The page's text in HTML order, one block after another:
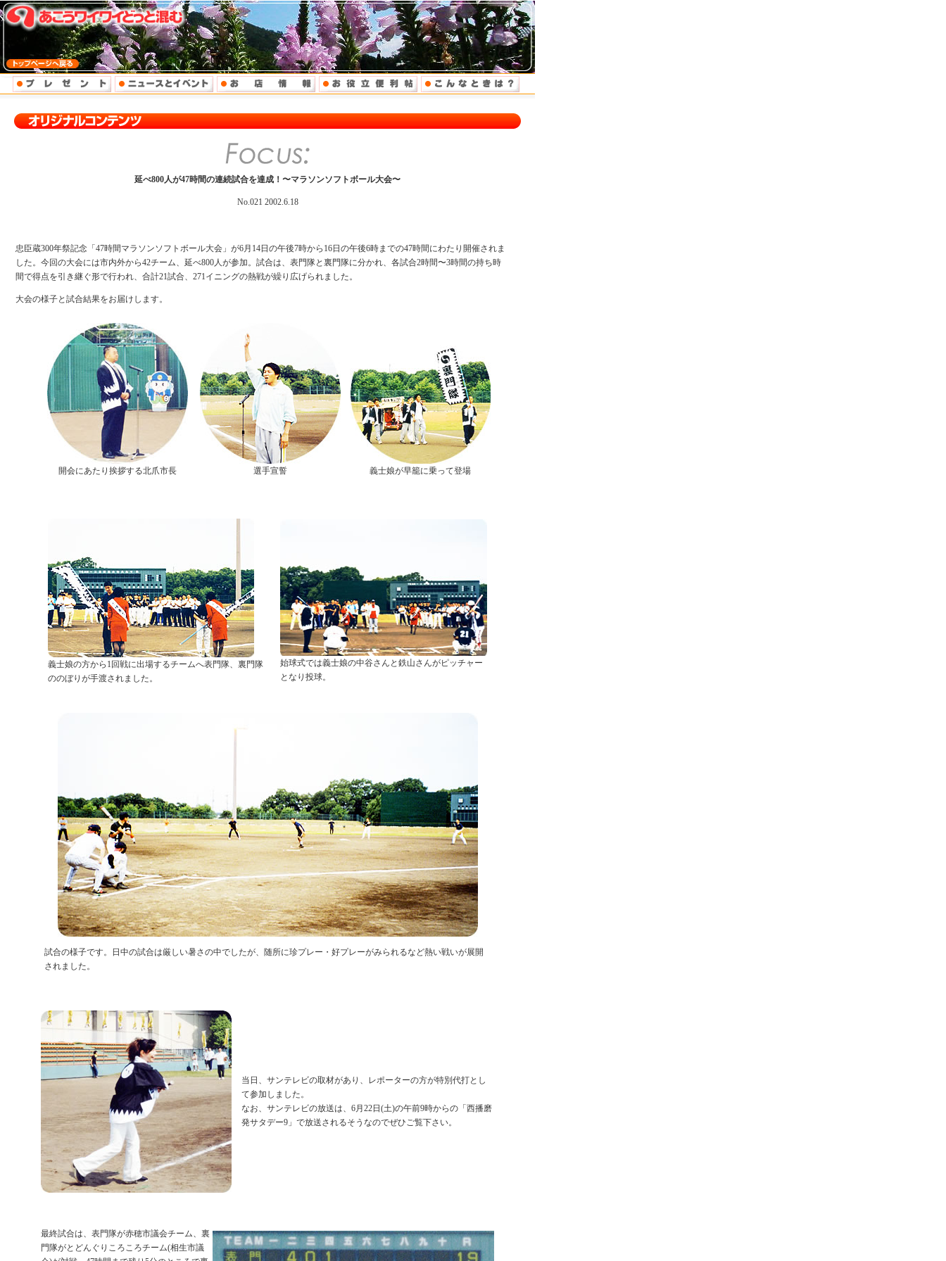
延べ800人が47時間の連続試合を達成！〜マラソンソフトボール大会〜
No.021 2002.6.18
忠臣蔵300年祭記念「47時間マラソンソフトボール大会」が6月14日の午後7時から16日の午後6時までの47時間にわたり開催されま
した。今回の大会には市内外から42チーム、延べ800人が参加。試合は、表門隊と裏門隊に分かれ、各試合2時間〜3時間の持ち時
間で得点を引き継ぐ形で行われ、合計21試合、271イニングの熱戦が繰り広げられました。
大会の様子と試合結果をお届けします。
開会にあたり挨拶する北爪市長 選手宣誓 義士娘が早籠に乗って登場
義士娘の方から1回戦に出場するチームへ表門隊、裏門隊
ののぼりが手渡されました。
始球式では義士娘の中谷さんと鉄山さんがピッチャー
となり投球。
試合の様子です。日中の試合は厳しい暑さの中でしたが、随所に珍プレー・好プレーがみられるなど熱い戦いが展開
されました。
当日、サンテレビの取材があり、レポーターの方が特別代打とし
て参加しました。
なお、サンテレビの放送は、6月22日(土)の午前9時からの「西播磨
発サタデー9」で放送されるそうなのでぜひご覧下さい。
最終試合は、表門隊が赤穂市議会チーム、裏
門隊がとどんぐりころころチーム(相生市議